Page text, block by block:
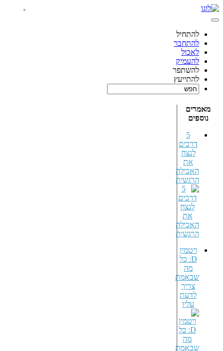
להתחיל
להתחבר
לאכול
להעמיק
להשתפר
להתייעץ
מאמרים
נוספים
5
דרכים
לנצח
את
האכילה
הרגשית
ויטמין
D: כל
מה
שבאמת
צריך
לדעת
עליו